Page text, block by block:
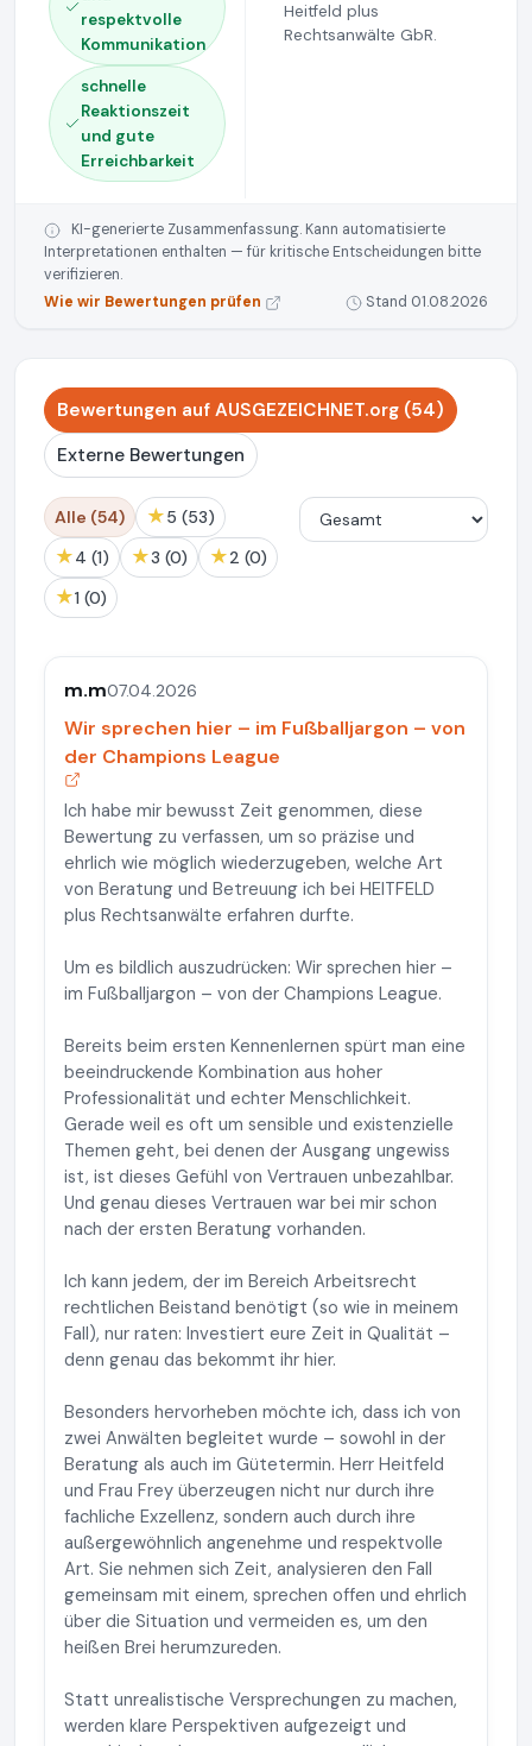
respektvolle
Kommunikation
schnelle
Reaktionszeit
und gute
Erreichbarkeit
Heitfeld plus
Rechtsanwälte GbR.
KI-generierte Zusammenfassung. Kann automatisierte
Interpretationen enthalten — für kritische Entscheidungen bitte
verifizieren.
Wie wir Bewertungen prüfen
Stand 01.08.2026
Bewertungen auf AUSGEZEICHNET.org (54)
Externe Bewertungen
Alle (54) ★ 5 (53)
★ 4 (1) ★ 3 (0) ★ 2 (0)
★ 1 (0)
m.m07.04.2026
Wir sprechen hier – im Fußballjargon – von
der Champions League
Ich habe mir bewusst Zeit genommen, diese
Bewertung zu verfassen, um so präzise und
ehrlich wie möglich wiederzugeben, welche Art
von Beratung und Betreuung ich bei HEITFELD
plus Rechtsanwälte erfahren durfte.
Um es bildlich auszudrücken: Wir sprechen hier –
im Fußballjargon – von der Champions League.
Bereits beim ersten Kennenlernen spürt man eine
beeindruckende Kombination aus hoher
Professionalität und echter Menschlichkeit.
Gerade weil es oft um sensible und existenzielle
Themen geht, bei denen der Ausgang ungewiss
ist, ist dieses Gefühl von Vertrauen unbezahlbar.
Und genau dieses Vertrauen war bei mir schon
nach der ersten Beratung vorhanden.
Ich kann jedem, der im Bereich Arbeitsrecht
rechtlichen Beistand benötigt (so wie in meinem
Fall), nur raten: Investiert eure Zeit in Qualität –
denn genau das bekommt ihr hier.
Besonders hervorheben möchte ich, dass ich von
zwei Anwälten begleitet wurde – sowohl in der
Beratung als auch im Gütetermin. Herr Heitfeld
und Frau Frey überzeugen nicht nur durch ihre
fachliche Exzellenz, sondern auch durch ihre
außergewöhnlich angenehme und respektvolle
Art. Sie nehmen sich Zeit, analysieren den Fall
gemeinsam mit einem, sprechen offen und ehrlich
über die Situation und vermeiden es, um den
heißen Brei herumzureden.
Statt unrealistische Versprechungen zu machen,
werden klare Perspektiven aufgezeigt und